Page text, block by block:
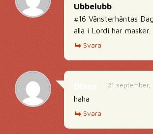
Ubbelubb
#16 Vänsterhäntas
alla i Lordi har masker.
Svara
21
haha
Svara